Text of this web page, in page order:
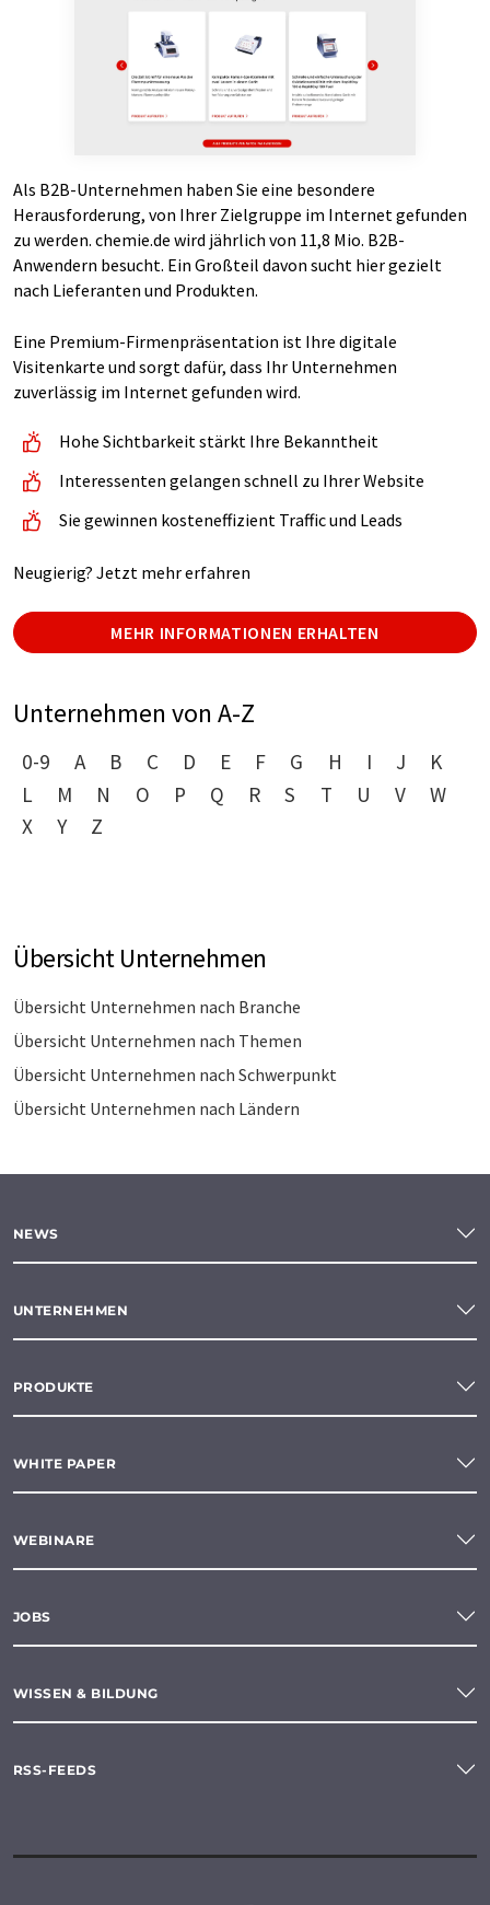
Als B2B-Unternehmen haben Sie eine besondere
Herausforderung, von Ihrer Zielgruppe im Internet gefunden
zu werden. chemie.de wird jährlich von 11,8 Mio. B2B-
Anwendern besucht. Ein Großteil davon sucht hier gezielt
nach Lieferanten und Produkten.
Eine Premium-Firmenpräsentation ist Ihre digitale
Visitenkarte und sorgt dafür, dass Ihr Unternehmen
zuverlässig im Internet gefunden wird.
Hohe Sichtbarkeit stärkt Ihre Bekanntheit
Interessenten gelangen schnell zu Ihrer Website
Sie gewinnen kosteneffizient Traffic und Leads
Neugierig? Jetzt mehr erfahren
MEHR INFORMATIONEN ERHALTEN
Unternehmen von A-Z
0-9 A B C D E F G H I J
K
L
M N O P Q R S T U V
W
X
Y Z
Übersicht Unternehmen
Übersicht Unternehmen nach Branche
Übersicht Unternehmen nach Themen
Übersicht Unternehmen nach Schwerpunkt
Übersicht Unternehmen nach Ländern
NEWS
UNTERNEHMEN
PRODUKTE
WHITE PAPER
WEBINARE
JOBS
WISSEN & BILDUNG
RSS-FEEDS